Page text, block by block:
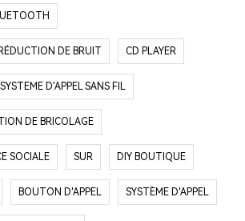
DE BRUIT CD PLAYER
SYSTEME D'APPEL SANS FIL
DE BRICOLAGE
SOCIALE SUR DIY BOUTIQUE
BOUTON D'APPEL SYSTÈME D'APPEL